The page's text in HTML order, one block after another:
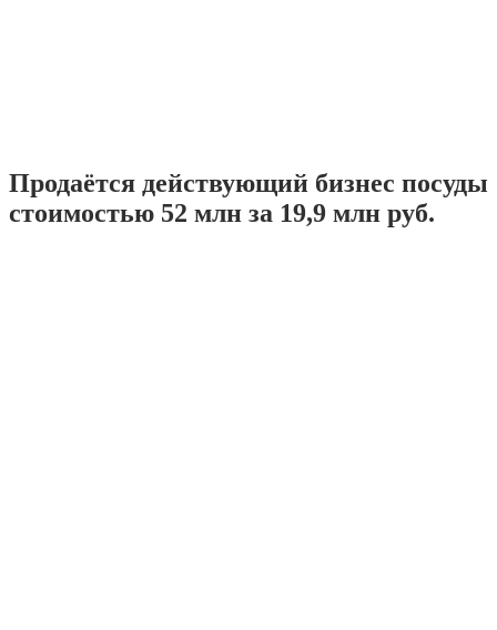
Продаётся действующий бизнес посуды
стоимостью 52 млн за 19,9 млн руб.